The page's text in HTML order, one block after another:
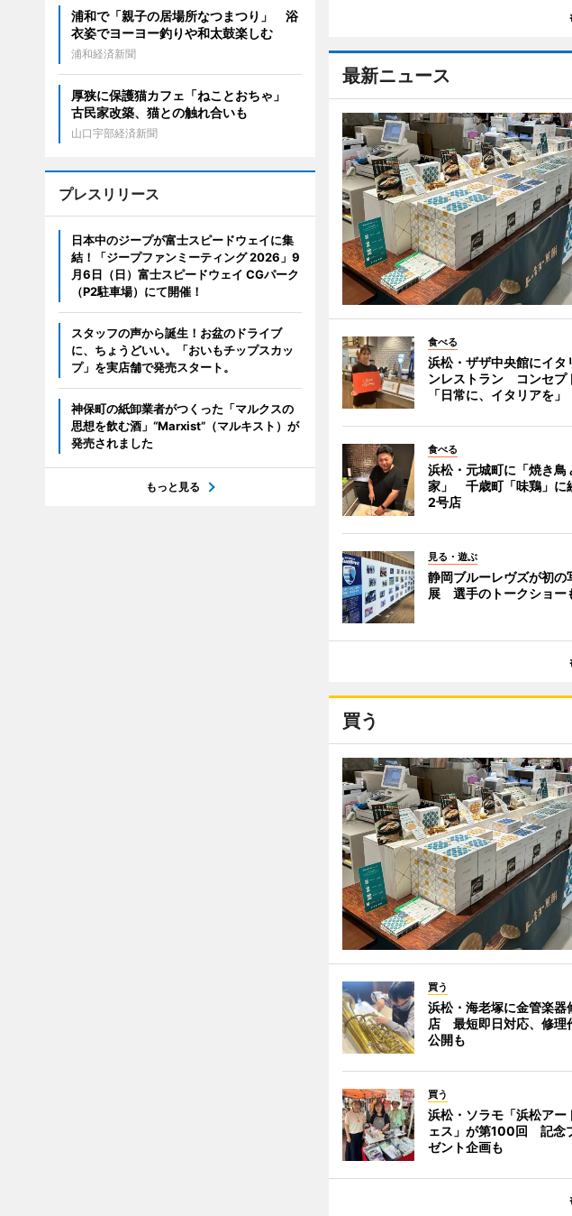
最新ニュース
食べる
浜松・ザザ中央館にイタ
ンレストラン コンセプ
「日常に、イタリアを」
食べる
浜松・元城町に「焼き鳥
家」 千歳町「味鶏」に
2号店
見る・遊ぶ
静岡ブルーレヴズが初の
展 選手のトークショー
買う
買う
浜松・海老塚に金管楽器
店 最短即日対応、修理
公開も
買う
浜松・ソラモ「浜松アー
ェス」が第100回 記念
ゼント企画も
浦和で「親子の居場所なつまつり」 浴
衣姿でヨーヨー釣りや和太鼓楽しむ
浦和経済新聞
厚狭に保護猫カフェ「ねことおちゃ」
古民家改築、猫との触れ合いも
山口宇部経済新聞
プレスリリース
日本中のジープが富士スピードウェイに集
結！「ジープファンミーティング 2026」9
月6日（日）富士スピードウェイ CGパーク
（P2駐車場）にて開催！
スタッフの声から誕生！お盆のドライブ
に、ちょうどいい。「おいもチップスカッ
プ」を実店舗で発売スタート。
神保町の紙卸業者がつくった「マルクスの
思想を飲む酒」“Marxist”（マルキスト）が
発売されました
もっと見る